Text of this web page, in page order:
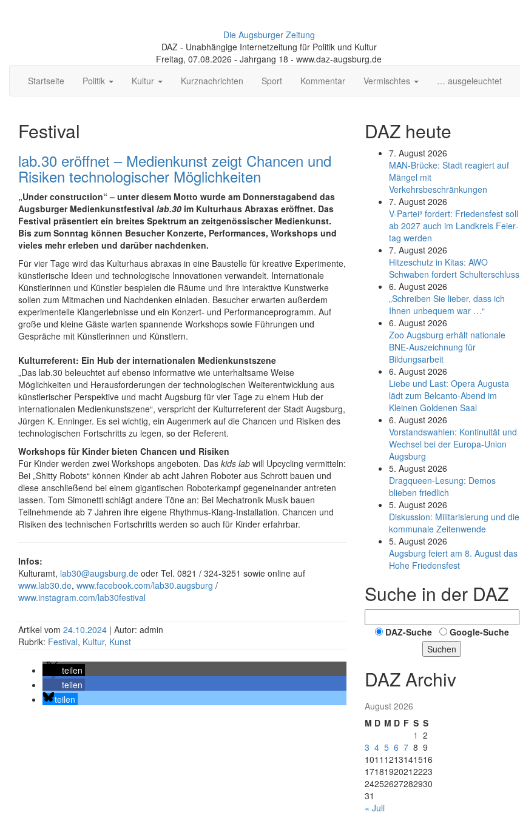
Die Augsburger Zeitung
DAZ - Unabhängige Internetzeitung für Politik und Kultur
Freitag, 07.08.2026 - Jahrgang 18 - www.daz-augsburg.de
Startseite
Politik Kultur Kurznachrichten Sport Kommentar Vermischtes … ausgeleuchtet
Festival
lab.30 eröffnet – Medienkunst zeigt Chancen und
Risiken technologischer Möglichkeiten
„Under construction“ – unter diesem Motto wurde am Donnerstagabend das
Augsburger Medienkunstfestival lab.30 im Kulturhaus Abraxas eröffnet. Das
Festival präsentiert ein breites Spektrum an zeitgenössischer Medienkunst.
Bis zum Sonntag können Besucher Konzerte, Performances, Workshops und
vieles mehr erleben und darüber nachdenken.
Für vier Tage wird das Kulturhaus abraxas in eine Baustelle für kreative Experimente,
künstlerische Ideen und technologische Innovationen verwandelt. Internationale
Künstlerinnen und Künstler bespielen die Räume und ihre interaktive Kunstwerke
sollen zum Mitmachen und Nachdenken einladen. Besucher erwarten außerdem
experimentelle Klangerlebnisse und ein Konzert- und Performanceprogramm. Auf
große und kleine Gäste warten spannende Workshops sowie Führungen und
Gespräche mit Künstlerinnen und Künstlern.
Kulturreferent: Ein Hub der internationalen Medienkunstszene
„Das lab.30 beleuchtet auf ebenso informative wie unterhaltsame Weise
Möglichkeiten und Herausforderungen der technologischen Weiterentwicklung aus
künstlerischer Perspektive und macht Augsburg für vier Tage zu einem Hub der
internationalen Medienkunstszene“, verspricht der Kulturreferent der Stadt Augsburg,
Jürgen K. Enninger. Es sei wichtig, ein Augenmerk auf die Chancen und Risiken des
technologischen Fortschritts zu legen, so der Referent.
Workshops für Kinder bieten Chancen und Risiken
Für Kinder werden zwei Workshops angeboten. Das kids lab will Upcycling vermitteln:
Bei „Shitty Robots“ können Kinder ab acht Jahren Roboter aus Schrott bauen und
diese anschließend bei einem gigantischen Roboterkampf gegeneinander antreten
lassen. Tom Simonetti schlägt andere Töne an: Bei Mechatronik Musik bauen
Teilnehmende ab 7 Jahren ihre eigene Rhythmus-Klang-Installation. Chancen und
Risiken des technischen Fortschritts werden so auch für Kinder erfahrbar.
Infos:
Kulturamt, lab30@augsburg.de oder Tel. 0821 / 324-3251 sowie online auf
www.lab30.de, www.facebook.com/lab30.augsburg /
www.instagram.com/lab30festival
Artikel vom 24.10.2024 | Autor: admin
Rubrik: Festival, Kultur, Kunst
teilen
teilen
teilen
DAZ heute
7. August 2026
MAN-Brücke: Stadt reagiert auf
Mängel mit
Verkehrsbeschränkungen
7. August 2026
V-Partei­³ fordert: Friedens­fest soll
ab 2027 auch im Land­kreis Feier­
tag werden
7. August 2026
Hitzeschutz in Kitas: AWO
Schwaben fordert Schulterschluss
6. August 2026
„Schreiben Sie lieber, dass ich
Ihnen unbequem war …“
6. August 2026
Zoo Augsburg erhält nationale
BNE-Auszeichnung für
Bildungsarbeit
6. August 2026
Liebe und Last: Opera Augusta
lädt zum Belcanto-Abend im
Kleinen Goldenen Saal
6. August 2026
Vorstandswahlen: Kontinuität und
Wechsel bei der Europa-Union
Augsburg
5. August 2026
Dragqueen-Lesung: Demos
blieben friedlich
5. August 2026
Diskussion: Mi­li­ta­ri­sie­rung und die
kommunale Zeitenwende
5. August 2026
Augsburg feiert am 8. August das
Hohe Friedensfest
Suche in der DAZ
DAZ-Suche
Google-Suche
Suchen
DAZ Archiv
August 2026
M D M D F S S
1 2
3 4 5 6 7 8 9
1011 1213141516
17181920212223
24252627282930
31
« Juli